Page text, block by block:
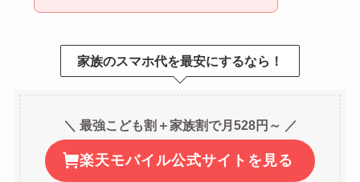
家族のスマホ代を最安にするなら！
＼ 最強こども割＋家族割で月528円～ ／
楽天モバイル公式サイトを見る